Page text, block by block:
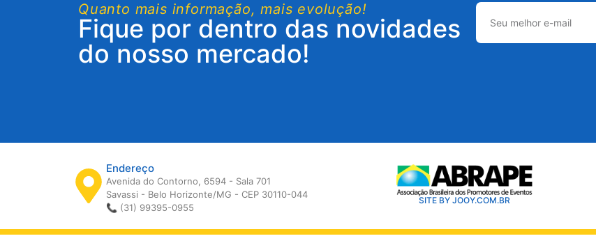
Quanto mais informação, mais evolução!
Fique por dentro das novidades
do nosso mercado!
Endereço
Avenida do Contorno, 6594 - Sala 701
Savassi - Belo Horizonte/MG - CEP 30110-044
📞 (31) 99395-0955
SITE BY JOOY.COM.BR